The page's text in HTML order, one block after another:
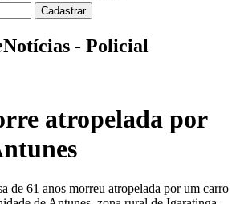
Notícias - Policial
atropelada por
de 61 anos morreu atropelada por um carro